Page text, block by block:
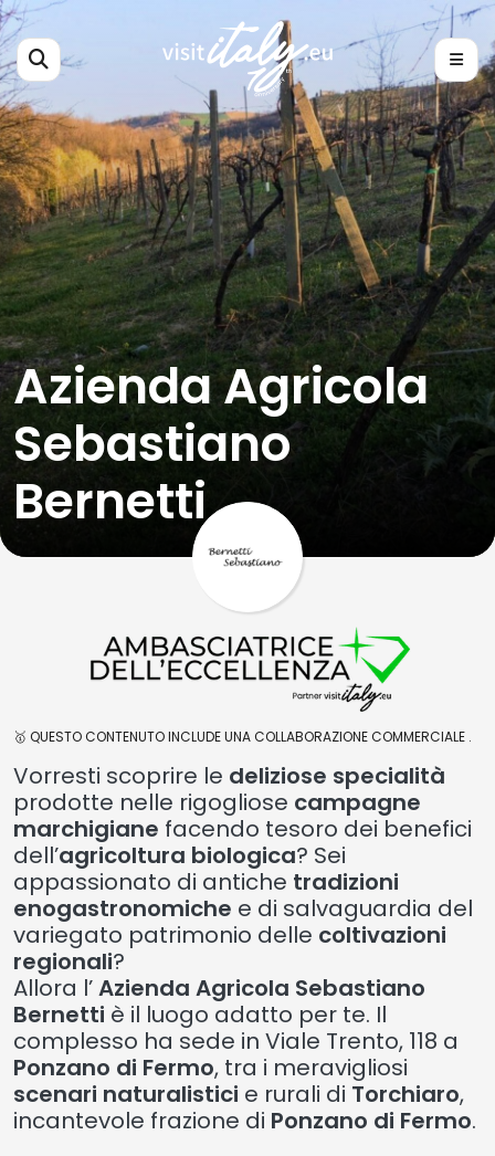
Azienda Agricola
Sebastiano
Bernetti
🥇 QUESTO CONTENUTO INCLUDE UNA COLLABORAZIONE COMMERCIALE .
Vorresti scoprire le deliziose specialità
prodotte nelle rigogliose campagne
marchigiane facendo tesoro dei benefici
dell’agricoltura biologica? Sei
appassionato di antiche tradizioni
enogastronomiche e di salvaguardia del
variegato patrimonio delle coltivazioni
regionali?
Allora l’Azienda Agricola Sebastiano
Bernetti è il luogo adatto per te. Il
complesso ha sede in Viale Trento, 118 a
Ponzano di Fermo, tra i meravigliosi
scenari naturalistici e rurali di Torchiaro,
incantevole frazione di Ponzano di Fermo.